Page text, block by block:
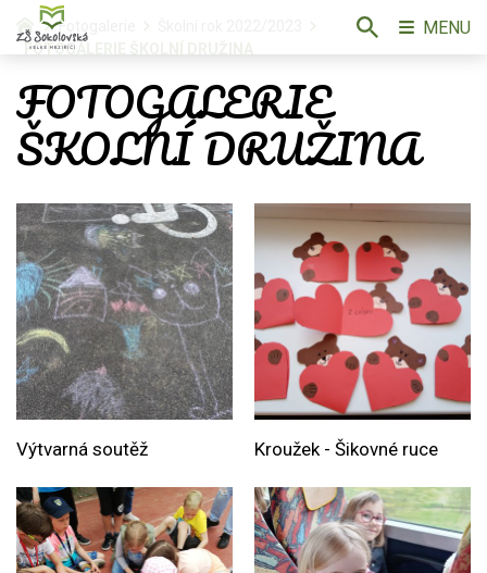
Fotogalerie
FOTOGALERIE ŠKOLNÍ DRUŽINA
FOTOGALERIE
ŠKOLNÍ DRUŽINA
Výtvarná soutěž Kroužek - Šikovné ruce
MENU